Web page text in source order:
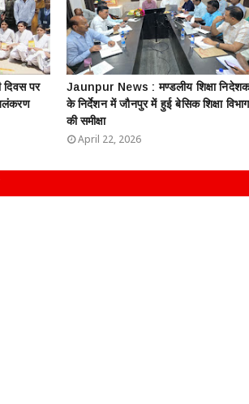
पर
Jaunpur News : ​मण्डलीय शिक्षा
के निर्देशन में जौनपुर में हुई बेसिक शिक्षा विभाग
की समीक्षा
April 22, 2026